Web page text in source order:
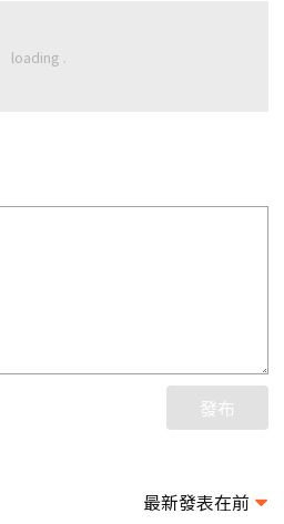
發布
最新發表在前